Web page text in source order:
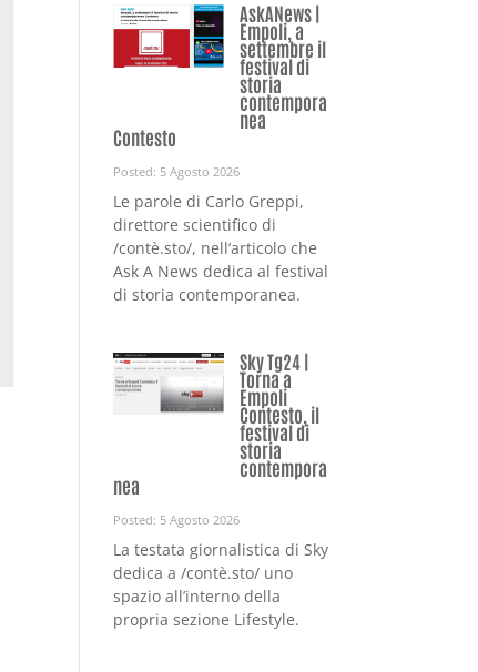
AskANews |
Empoli, a
settembre il
festival di
storia
contempora
nea
Contesto
Posted: 5 Agosto 2026
Le parole di Carlo Greppi,
direttore scientifico di
/contè.sto/, nell’articolo che
Ask A News dedica al festival
di storia contemporanea.
Sky Tg24 |
Torna a
Empoli
Contesto, il
festival di
storia
contempora
nea
Posted: 5 Agosto 2026
La testata giornalistica di Sky
dedica a /contè.sto/ uno
spazio all’interno della
propria sezione Lifestyle.